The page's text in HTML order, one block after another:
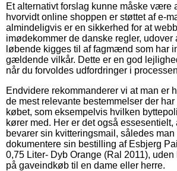
Et alternativt forslag kunne måske være
hvorvidt online shoppen er støttet af e-
almindeligvis er en sikkerhed for at
imødekommer de danske regler, udover
løbende kigges til af fagmænd som har
gældende vilkår. Dette er en god
når du forvoldes udfordringer i
Endvidere rekommanderer vi at man er
de mest relevante bestemmelser der
købet, som eksempelvis hvilken
kører med. Her er det også essesentielt,
bevarer sin kvitteringsmail, således
dokumentere sin bestilling af Esbjerg
0,75 Liter- Dyb Orange (Ral 2011),
på gaveindkøb til en dame eller herre.